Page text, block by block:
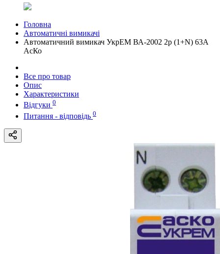
Головна
Автоматичні вимикачі
Автоматичний вимикач УкрЕМ ВА-2002 2р (1+N) 63А
АсКо
Все про товар
Опис
Характеристики
Відгуки 0
Питання - відповідь 0